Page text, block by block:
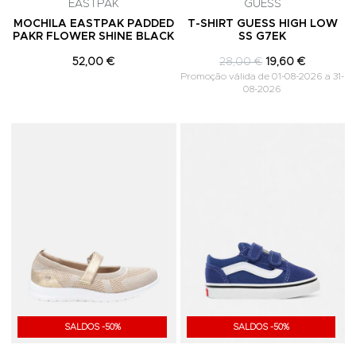
EASTPAK
MOCHILA EASTPAK PADDED
PAKR FLOWER SHINE BLACK
52,00 €
GUESS
T-SHIRT GUESS HIGH LOW
SS G7EK
28,00 € 19,60 €
Promoção válida de 01-08-2026 a 31-
08-2026
SALDOS -50% SALDOS -50%